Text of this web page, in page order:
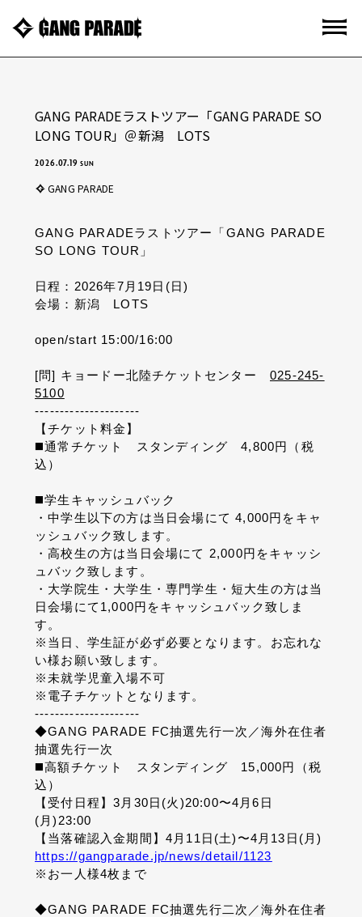
GANG PARADEラストツアー「GANG PARADE SO
LONG TOUR」＠新潟 LOTS
2026.07.19 SUN
GANG PARADE
GANG PARADEラストツアー「GANG PARADE
SO LONG TOUR」
日程：2026年7月19日(日)
会場：新潟 LOTS
open/start 15:00/16:00
[問] キョードー北陸チケットセンター 025-245-
5100
---------------------
【チケット料金】
◼️通常チケット スタンディング 4,800円（税
込）
◼️学生キャッシュバック
・中学生以下の方は当日会場にて 4,000円をキャ
ッシュバック致します。
・高校生の方は当日会場にて 2,000円をキャッシ
ュバック致します。
・大学院生・大学生・専門学生・短大生の方は当
日会場にて1,000円をキャッシュバック致しま
す。
※当日、学生証が必ず必要となります。お忘れな
い様お願い致します。
※未就学児童入場不可
※電子チケットとなります。
---------------------
◆GANG PARADE FC抽選先行一次／海外在住者
抽選先行一次
◼️高額チケット スタンディング 15,000円（税
込）
【受付日程】3月30日(火)20:00〜4月6日
(月)23:00
【当落確認入金期間】4月11日(土)〜4月13日(月)
https://gangparade.jp/news/detail/1123
※お一人様4枚まで
◆GANG PARADE FC抽選先行二次／海外在住者